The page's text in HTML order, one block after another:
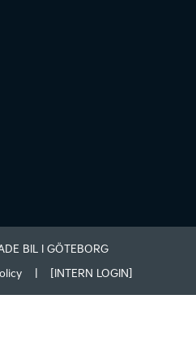
BIL I GÖTEBORG
| [INTERN LOGIN]